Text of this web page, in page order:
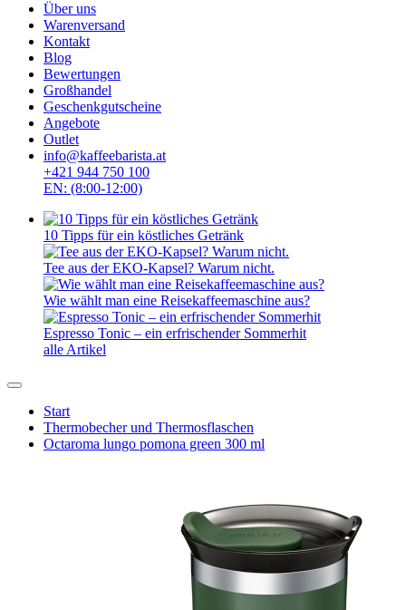
Über uns
Warenversand
Kontakt
Blog
Bewertungen
Großhandel
Geschenkgutscheine
Angebote
Outlet
info@kaffeebarista.at
+421 944 750 100
EN: (8:00-12:00)
10 Tipps für ein köstliches Getränk
Tee aus der EKO-Kapsel? Warum nicht.
Wie wählt man eine Reisekaffeemaschine aus?
Espresso Tonic – ein erfrischender Sommerhit
alle Artikel
Start
Thermobecher und Thermosflaschen
Octaroma lungo pomona green 300 ml